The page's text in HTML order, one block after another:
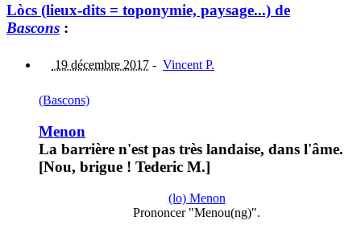
Lòcs (lieux-dits = toponymie, paysage...) de
Bascons :
19 décembre 2017 - Vincent P.
(Bascons)
Menon
La barrière n'est pas très landaise, dans l'âme.
[Nou, brigue ! Tederic M.]
(lo) Menon
Prononcer "Menou(ng)".